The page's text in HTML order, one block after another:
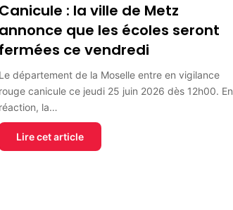
Canicule : la ville de Metz
annonce que les écoles seront
fermées ce vendredi
Le département de la Moselle entre en vigilance
rouge canicule ce jeudi 25 juin 2026 dès 12h00. En
réaction, la…
Lire cet article